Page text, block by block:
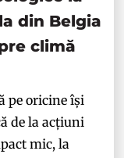
din Belgia
climă
pe oricine își
de la acțiuni
mic, la